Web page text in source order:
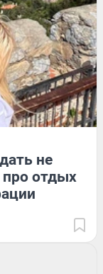
не
про отдых